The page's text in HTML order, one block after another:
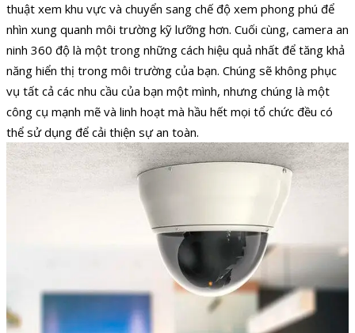
thuật xem khu vực và chuyển sang chế độ xem phong phú để
nhìn xung quanh môi trường kỹ lưỡng hơn. Cuối cùng, camera an
ninh 360 độ là một trong những cách hiệu quả nhất để tăng khả
năng hiển thị trong môi trường của bạn. Chúng sẽ không phục
vụ tất cả các nhu cầu của bạn một mình, nhưng chúng là một
công cụ mạnh mẽ và linh hoạt mà hầu hết mọi tổ chức đều có
thể sử dụng để cải thiện sự an toàn.